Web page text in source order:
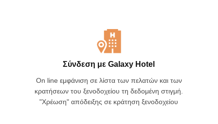
Σύνδεση με Galaxy Hotel
On line εμφάνιση σε λίστα των πελατών και των
κρατήσεων του ξενοδοχείου τη δεδομένη στιγμή.
"Χρέωση" απόδειξης σε κράτηση ξενοδοχείου